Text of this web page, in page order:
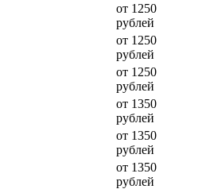
от 1250
рублей
от 1250
рублей
от 1250
рублей
от 1350
рублей
от 1350
рублей
от 1350
рублей